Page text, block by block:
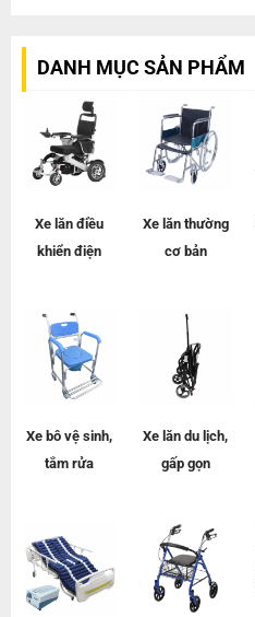
DANH MỤC SẢN PHẨM
Xe lăn điều
khiển điện
Xe lăn thường
cơ bản
Xe bô vệ sinh,
tắm rửa
Xe lăn du lịch,
gấp gọn